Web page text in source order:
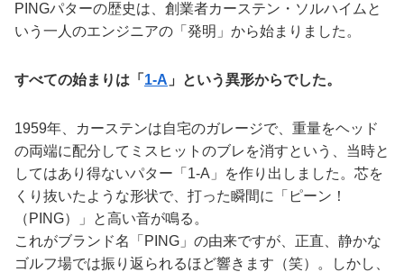
PINGパターの歴史は、創業者カーステン・ソルハイムと
いう一人のエンジニアの「発明」から始まりました。
すべての始まりは「 1-A 」という異形からでした。
1959年、カーステンは自宅のガレージで、重量をヘッド
の両端に配分してミスヒットのブレを消すという、当時と
してはあり得ないパター「1-A」を作り出しました。芯を
くり抜いたような形状で、打った瞬間に「ピーン！
（PING）」と高い音が鳴る。
これがブランド名「PING」の由来ですが、正直、静かな
ゴルフ場では振り返られるほど響きます（笑）。しかし、